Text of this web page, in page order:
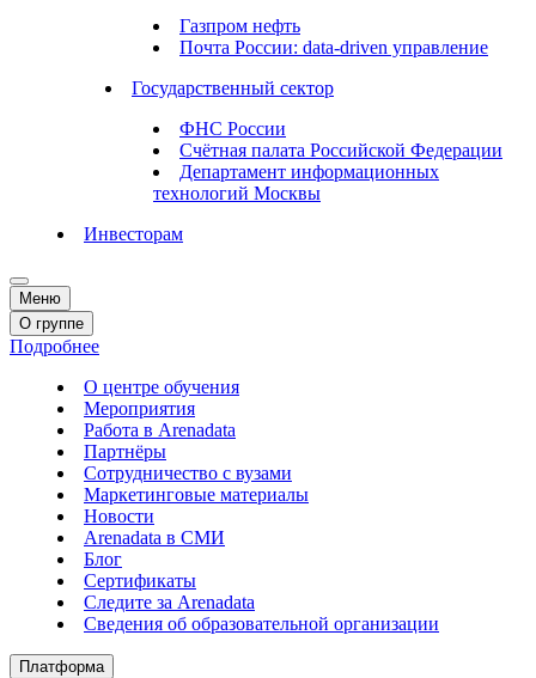
Газпром нефть
Почта России: data-driven управление
Государственный сектор
ФНС России
Счётная палата Российской Федерации
Департамент информационных
технологий Москвы
Инвесторам
Меню
О группе
Подробнее
О центре обучения
Мероприятия
Работа в Arenadata
Партнёры
Сотрудничество с вузами
Маркетинговые материалы
Новости
Arenadata в СМИ
Блог
Сертификаты
Следите за Аrenadata
Сведения об образовательной организации
Платформа